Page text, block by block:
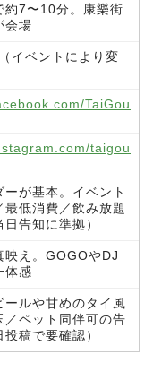
約7〜10分。康樂街
会場
イベントにより変
TaiGou
taigou
が基本。イベント
最低消費／飲み放題
告知に準拠）
映え。GOGOやDJ
体感
ールや甘めのタイ風
／ペット同伴可の告
稿で要確認）